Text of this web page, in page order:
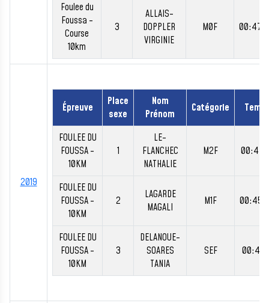
Foulee du
Foussa -
Course
10km
3
ALLAIS-
DOPPLER
VIRGINIE
M0F
2019
Épreuve
Place
sexe
Nom
Prénom
Catégorie
FOULEE DU
FOUSSA -
10KM
1
LE-
FLANCHEC
NATHALIE
M2F
FOULEE DU
FOUSSA -
10KM
2
LAGARDE
MAGALI
M1F
FOULEE DU
FOUSSA -
10KM
3
DELANOUE-
SOARES
TANIA
SEF